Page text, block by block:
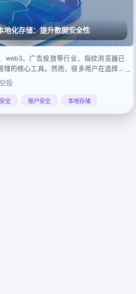
地化存储：提升数据安全性
web3、广告投放等行业，指纹浏览器已
理的核心工具。然而，很多用户在选择指
关键问题：数据存储方式对安全性的影
投
全 账户安全 本地存储